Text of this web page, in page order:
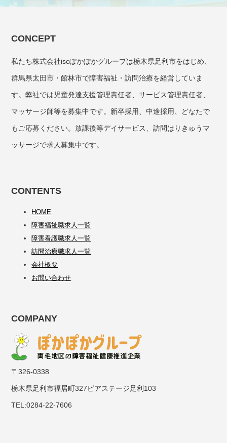
CONCEPT
私たち株式会社iscぽかぽかグループは栃木県足利市をはじめ、
群馬県太田市・館林市で障害福祉・訪問治療を経営していま
す。弊社では児童発達支援管理責任者、サービス管理責任者、
マッサージ師等を募集中です。新卒採用、中途採用、どなたで
もご応募ください。放課後等デイサービス、訪問はりきゅうマ
ッサージで求人募集中です。
CONTENTS
HOME
障害福祉職求人一覧
障害看護職求人一覧
訪問治療職求人一覧
会社概要
お問い合わせ
COMPANY
〒326-0338
栃木県足利市福居町327ピアステージ足利103
TEL:0284-22-7606